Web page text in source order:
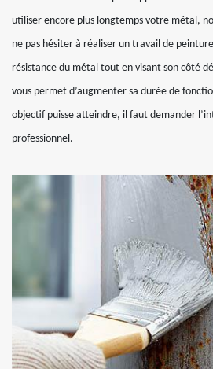
utiliser encore plus longtemps votre métal,
ne pas hésiter à réaliser un travail de
résistance du métal tout en visant son côté
vous permet d’augmenter sa durée de
objectif puisse atteindre, il faut demander
professionnel.